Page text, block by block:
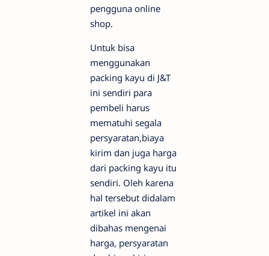
pengguna online
shop.
Untuk bisa
menggunakan
packing kayu di J&T
ini sendiri para
pembeli harus
mematuhi segala
persyaratan,biaya
kirim dan juga harga
dari packing kayu itu
sendiri. Oleh karena
hal tersebut didalam
artikel ini akan
dibahas mengenai
harga, persyaratan